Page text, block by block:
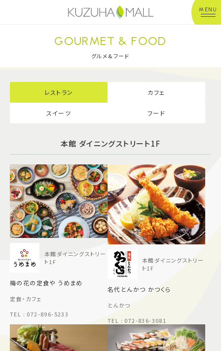
MENU
営業時間 年中無休平 日：10:00~20:00
※店舗により異なる
ショップニュース
イベント
キッズ＆ベビー
施設案内
アクセス＆駐車場
プライバシーポリシー
GOURMET & FOOD
グルメ&フード
レストラン カフェ
スイーツ フード
本館 ダイニングストリート1F
本館ダイニングストリー
ト1F
梅の花の定食や うめまめ
定食・カフェ
TEL : 072-896-5233
本館ダイニングストリー
ト1F
名代とんかつ かつくら
とんかつ
TEL : 072-836-3081